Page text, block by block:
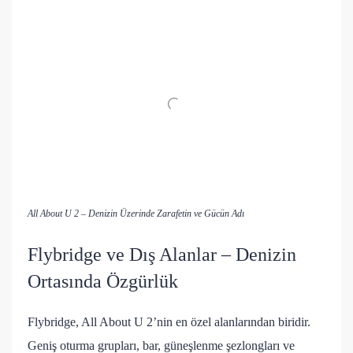
All About U 2 – Denizin Üzerinde Zarafetin ve Gücün Adı
Flybridge ve Dış Alanlar – Denizin
Ortasında Özgürlük
Flybridge, All About U 2’nin en özel alanlarından biridir.
Geniş oturma grupları, bar, güneşlenme şezlongları ve